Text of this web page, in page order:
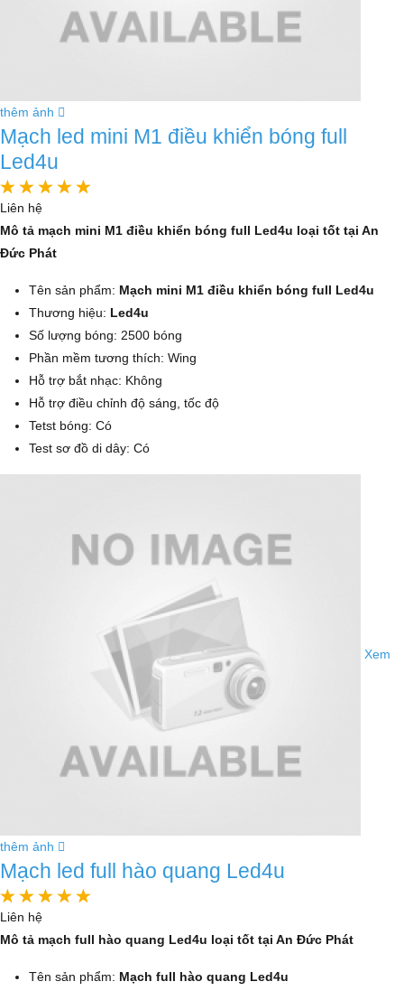
thêm ảnh
Mạch led mini M1 điều khiển bóng full
Led4u
Liên hệ
Mô tả mạch mini M1 điều khiển bóng full Led4u loại tốt tại An
Đức Phát
Tên sản phẩm: Mạch mini M1 điều khiển bóng full Led4u
Thương hiệu: Led4u
Số lượng bóng: 2500 bóng
Phần mềm tương thích: Wing
Hỗ trợ bắt nhạc: Không
Hỗ trợ điều chỉnh độ sáng, tốc độ
Tetst bóng: Có
Test sơ đồ di dây: Có
Xem
thêm ảnh
Mạch led full hào quang Led4u
Liên hệ
Mô tả mạch full hào quang Led4u loại tốt tại An Đức Phát
Tên sản phẩm: Mạch full hào quang Led4u